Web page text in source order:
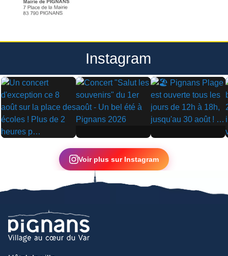
Instagram
▶
▶ ▶
Voir plus sur Instagram